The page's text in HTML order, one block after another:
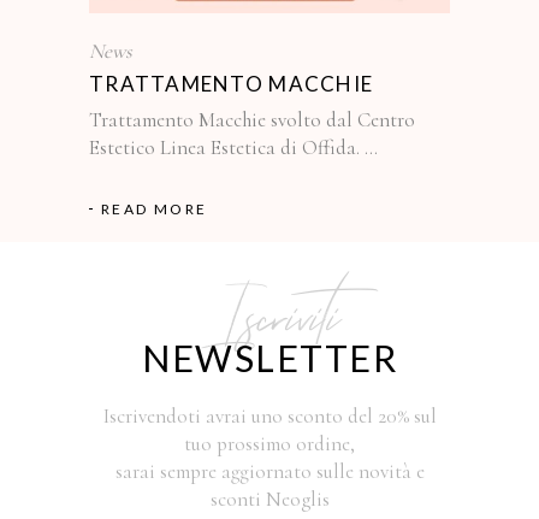
News
TRATTAMENTO MACCHIE
Trattamento Macchie svolto dal Centro
Estetico Linea Estetica di Offida.
READ MORE
Iscriviti
NEWSLETTER
Iscrivendoti avrai uno sconto del 20% sul
tuo prossimo ordine,
sarai sempre aggiornato sulle novità e
sconti Neoglis